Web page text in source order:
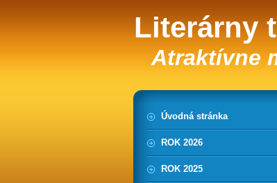
Literárny
Atraktívne
Úvodná stránka
ROK 2026
ROK 2025